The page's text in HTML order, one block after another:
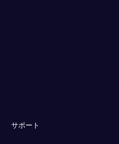
サポート